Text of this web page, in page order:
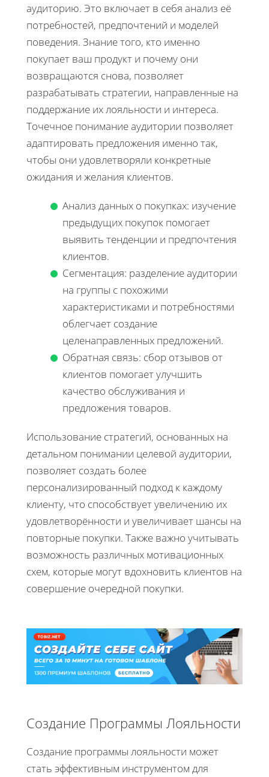
аудиторию. Это включает в себя анализ её
потребностей, предпочтений и моделей
поведения. Знание того, кто именно
покупает ваш продукт и почему они
возвращаются снова, позволяет
разрабатывать стратегии, направленные на
поддержание их лояльности и интереса.
Точечное понимание аудитории позволяет
адаптировать предложения именно так,
чтобы они удовлетворяли конкретные
ожидания и желания клиентов.
Анализ данных о покупках: изучение
предыдущих покупок помогает
выявить тенденции и предпочтения
клиентов.
Сегментация: разделение аудитории
на группы с похожими
характеристиками и потребностями
облегчает создание
целенаправленных предложений.
Обратная связь: сбор отзывов от
клиентов помогает улучшить
качество обслуживания и
предложения товаров.
Использование стратегий, основанных на
детальном понимании целевой аудитории,
позволяет создать более
персонализированный подход к каждому
клиенту, что способствует увеличению их
удовлетворённости и увеличивает шансы на
повторные покупки. Также важно учитывать
возможность различных мотивационных
схем, которые могут вдохновить клиентов на
совершение очередной покупки.
Создание Программы Лояльности
Создание программы лояльности может
стать эффективным инструментом для